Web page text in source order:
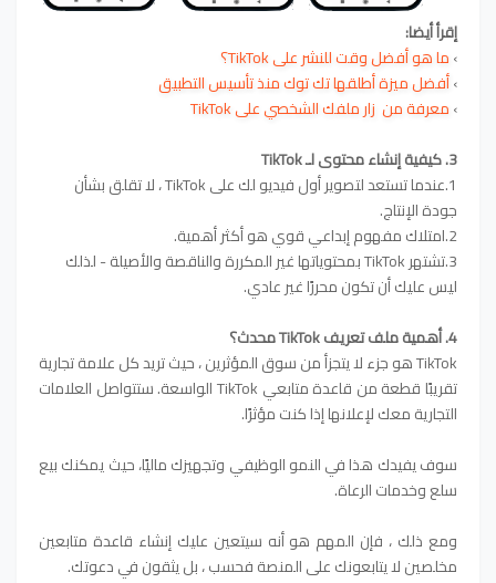
إقرأ أيضا:
›ما هو أفضل وقت للنشر على TikTok؟
›أفضل ميزة أطلقها تك توك منذ تأسيس التطبيق
›معرفة من زار ملفك الشخصي على TikTok
3. كيفية إنشاء محتوى لـ TikTok
1.عندما تستعد لتصوير أول فيديو لك على TikTok ، لا تقلق بشأن
جودة الإنتاج.
2.امتلاك مفهوم إبداعي قوي هو أكثر أهمية.
3.تشتهر TikTok بمحتوياتها غير المكررة والناقصة والأصيلة - لذلك
ليس عليك أن تكون محررًا غير عادي.
4. أهمية ملف تعريف TikTok محدث؟
TikTok هو جزء لا يتجزأ من سوق المؤثرين ، حيث تريد كل علامة تجارية
تقريبًا قطعة من قاعدة متابعي TikTok الواسعة. ستتواصل العلامات
التجارية معك لإعلانها إذا كنت مؤثرًا.
سوف يفيدك هذا في النمو الوظيفي وتجهيزك ماليًا، حيث يمكنك بيع
سلع وخدمات الرعاة.
ومع ذلك ، فإن المهم هو أنه سيتعين عليك إنشاء قاعدة متابعين
مخلصين لا يتابعونك على المنصة فحسب ، بل يثقون في دعوتك.